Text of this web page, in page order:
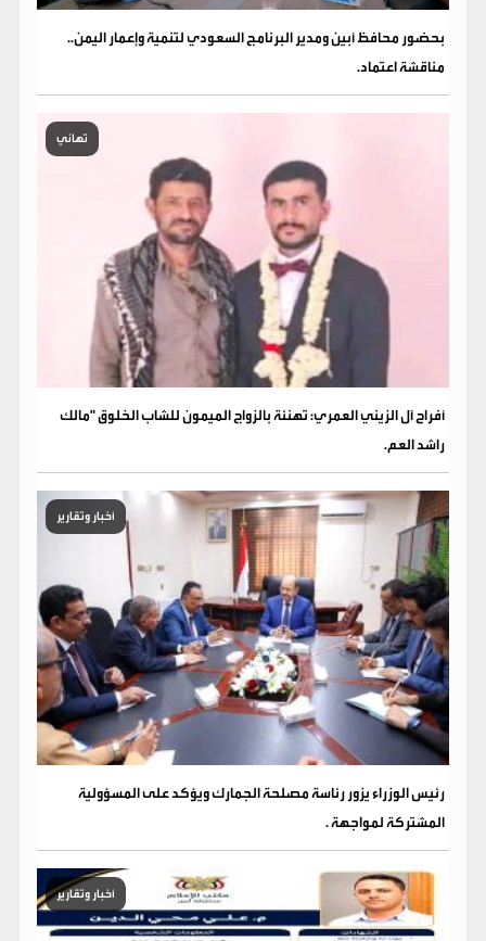
بحضور محافظ أبين ومدير البرنامج السعودي لتنمية وإعمار اليمن..
مناقشة اعتماد.
تهاني
​أفراح آل الزيني العمري: تهنئة بالزواج الميمون للشاب الخلوق "مالك
راشد العم.
أخبار وتقارير
رئيس الوزراء يزور رئاسة مصلحة الجمارك ويؤكد على المسؤولية
المشتركة لمواجهة .
أخبار وتقارير